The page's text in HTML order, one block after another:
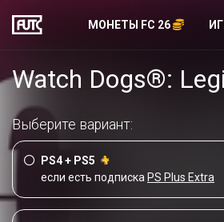
МОНЕТЫ FC 26
Watch Dogs®:
Выберите вариант:
PS4 + PS5
если есть подписка PS Plus Extra